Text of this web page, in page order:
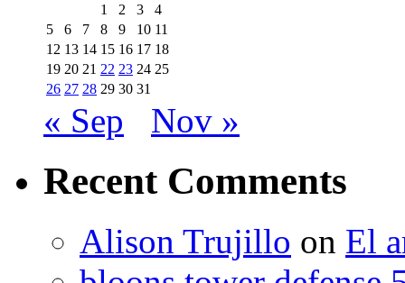
1
2 3
4
5
6 7 8 9 10 11
12 13 14 15 16 17 18
19 20 21 22 23 24 25
26 27 28 29 30 31
« Sep Nov »
Recent Comments
Alison Trujillo on El